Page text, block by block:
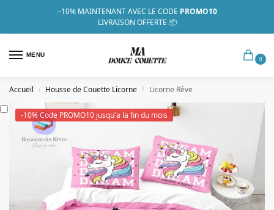
–10% MAINTENANT AVEC LE CODE PROMO10
LIVRAISON OFFERTE 📦
MENU
0
Accueil / Housse de Couette Licorne / Licorne Rêve
-10% Code PROMO10 jusqu'a la fin du mois